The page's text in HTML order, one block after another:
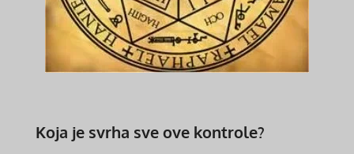
Koja je svrha sve ove kontrole?